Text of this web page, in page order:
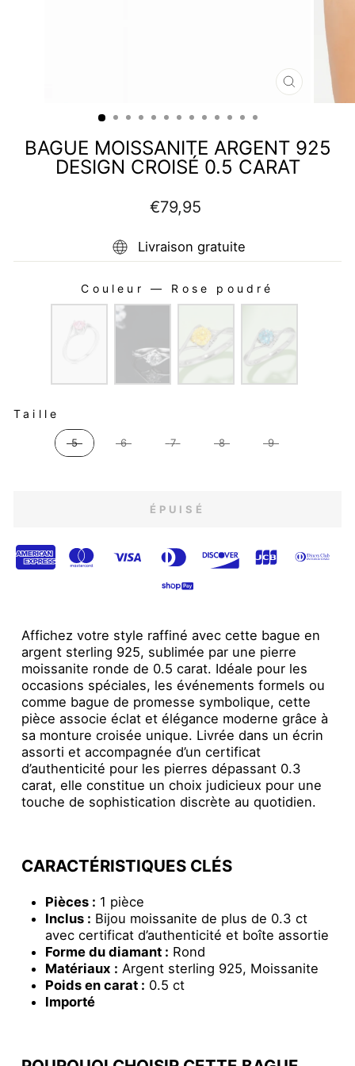
FERMER
BAGUE MOISSANITE ARGENT 925
DESIGN CROISÉ 0.5 CARAT
Prix
régulier
Prix
réduit
€79,95
Livraison gratuite
Couleur — Rose poudré
COULEUR
TAILLE
Taille
5 6 7 8 9
ÉPUISÉ
Affichez votre style raffiné avec cette bague en
argent sterling 925, sublimée par une pierre
moissanite ronde de 0.5 carat. Idéale pour les
occasions spéciales, les événements formels ou
comme bague de promesse symbolique, cette
pièce associe éclat et élégance moderne grâce à
sa monture croisée unique. Livrée dans un écrin
assorti et accompagnée d’un certificat
d’authenticité pour les pierres dépassant 0.3
carat, elle constitue un choix judicieux pour une
touche de sophistication discrète au quotidien.
CARACTÉRISTIQUES CLÉS
Pièces : 1 pièce
Inclus : Bijou moissanite de plus de 0.3 ct
avec certificat d’authenticité et boîte assortie
Forme du diamant : Rond
Matériaux : Argent sterling 925, Moissanite
Poids en carat : 0.5 ct
Importé